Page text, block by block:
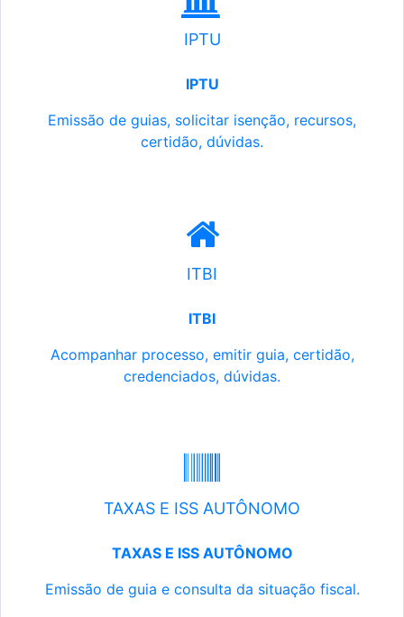
IPTU
IPTU
Emissão de guias, solicitar isenção, recursos,
certidão, dúvidas.
ITBI
ITBI
Acompanhar processo, emitir guia, certidão,
credenciados, dúvidas.
TAXAS E ISS AUTÔNOMO
TAXAS E ISS AUTÔNOMO
Emissão de guia e consulta da situação fiscal.